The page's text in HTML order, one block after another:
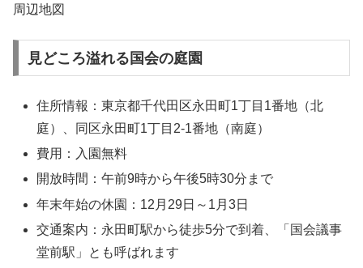
周辺地図
見どころ溢れる国会の庭園
住所情報：東京都千代田区永田町1丁目1番地（北
庭）、同区永田町1丁目2-1番地（南庭）
費用：入園無料
開放時間：午前9時から午後5時30分まで
年末年始の休園：12月29日～1月3日
交通案内：永田町駅から徒歩5分で到着、「国会議事
堂前駅」とも呼ばれます